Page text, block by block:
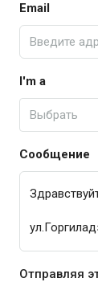
Email
I'm a
Выбрать
Сообщение
Отправляя